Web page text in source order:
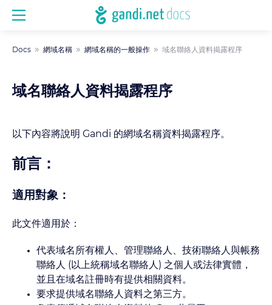
Docs 網域名稱 網域名稱的一般操作 域名聯絡人資料揭露程序
域名聯絡人資料揭露程序
以下內容將說明 Gandi 的網域名稱資料揭露程序。
前言：
適用對象：
此文件適用於：
代表域名所有權人、管理聯絡人、技術聯絡人與帳務
聯絡人 (以上統稱域名聯絡人) 之個人或法律實體，
並且在域名註冊時有提供相關資料。
要求提供域名聯絡人資料之第三方。